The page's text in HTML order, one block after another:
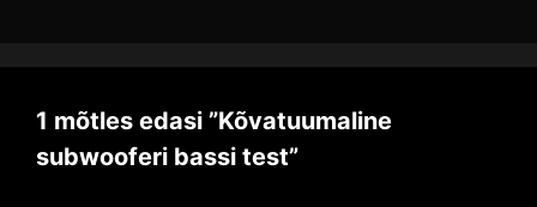
1 mõtles edasi ”Kõvatuumaline
subwooferi bassi test”